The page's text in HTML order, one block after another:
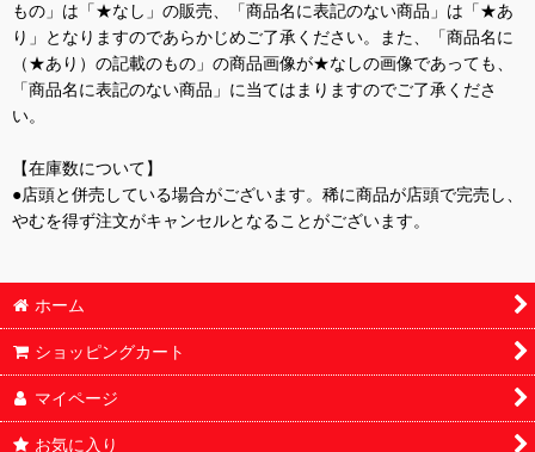
もの」は「★なし」の販売、「商品名に表記のない商品」は「★あ
り」となりますのであらかじめご了承ください。また、「商品名に
（★あり）の記載のもの」の商品画像が★なしの画像であっても、
「商品名に表記のない商品」に当てはまりますのでご了承くださ
い。
【在庫数について】
●店頭と併売している場合がございます。稀に商品が店頭で完売し、
やむを得ず注文がキャンセルとなることがございます。
ホーム
ショッピングカート
マイページ
お気に入り